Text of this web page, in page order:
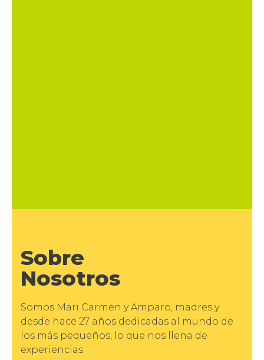
Sobre
Nosotros
Somos Mari Carmen y Amparo, madres y
desde hace 27 años dedicadas al mundo de
los más pequeños, lo que nos llena de
experiencias